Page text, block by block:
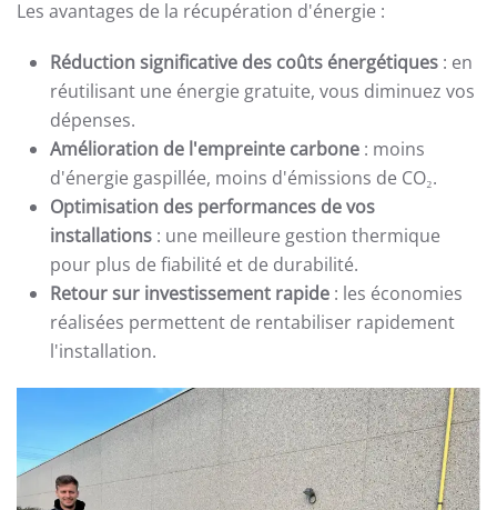
Les avantages de la récupération d'énergie :
Réduction significative des coûts énergétiques : en
réutilisant une énergie gratuite, vous diminuez vos
dépenses.
Amélioration de l'empreinte carbone : moins
d'énergie gaspillée, moins d'émissions de CO₂.
Optimisation des performances de vos
installations : une meilleure gestion thermique
pour plus de fiabilité et de durabilité.
Retour sur investissement rapide : les économies
réalisées permettent de rentabiliser rapidement
l'installation.